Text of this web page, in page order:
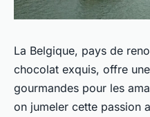
La Belgique, pays de
chocolat exquis, offre
gourmandes pour les
on jumeler cette passion